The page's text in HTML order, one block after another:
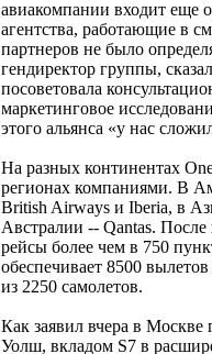
авиакомпании входит еще
агентства, работающие в
партнеров не было
гендиректор группы,
посоветовала
маркетинговое
этого альянса «у нас
На разных континентах
регионах компаниями. В
British Airways и Iberia, в
Австралии -- Qantas. После
рейсы более чем в 750
обеспечивает 8500
из 2250 самолетов.
Как заявил вчера в
Уолш, вкладом S7 в